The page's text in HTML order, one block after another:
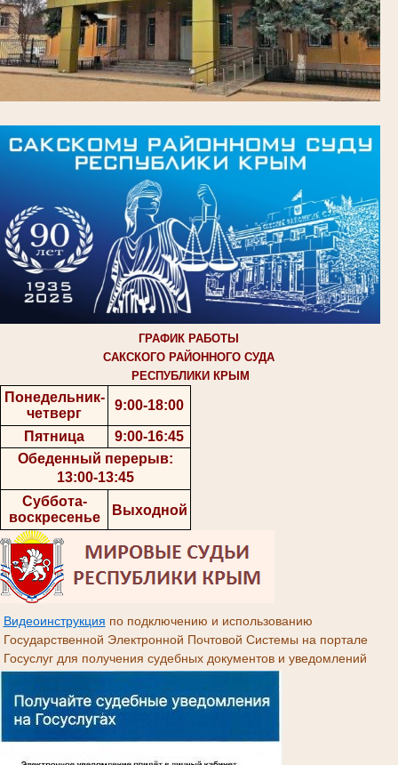
ГРАФИК РАБОТЫ
САКСКОГО РАЙОННОГО СУДА
РЕСПУБЛИКИ КРЫМ
Понедельник-
четверг
9:00-18:00
Пятница
9:00-16:45
Обеденный перерыв:
13:00-13:45
Суббота-
воскресенье
Выходной
Видеоинструкция по подключению и использованию
Государственной Электронной Почтовой Системы на портале
Госуслуг для получения судебных документов и уведомлений